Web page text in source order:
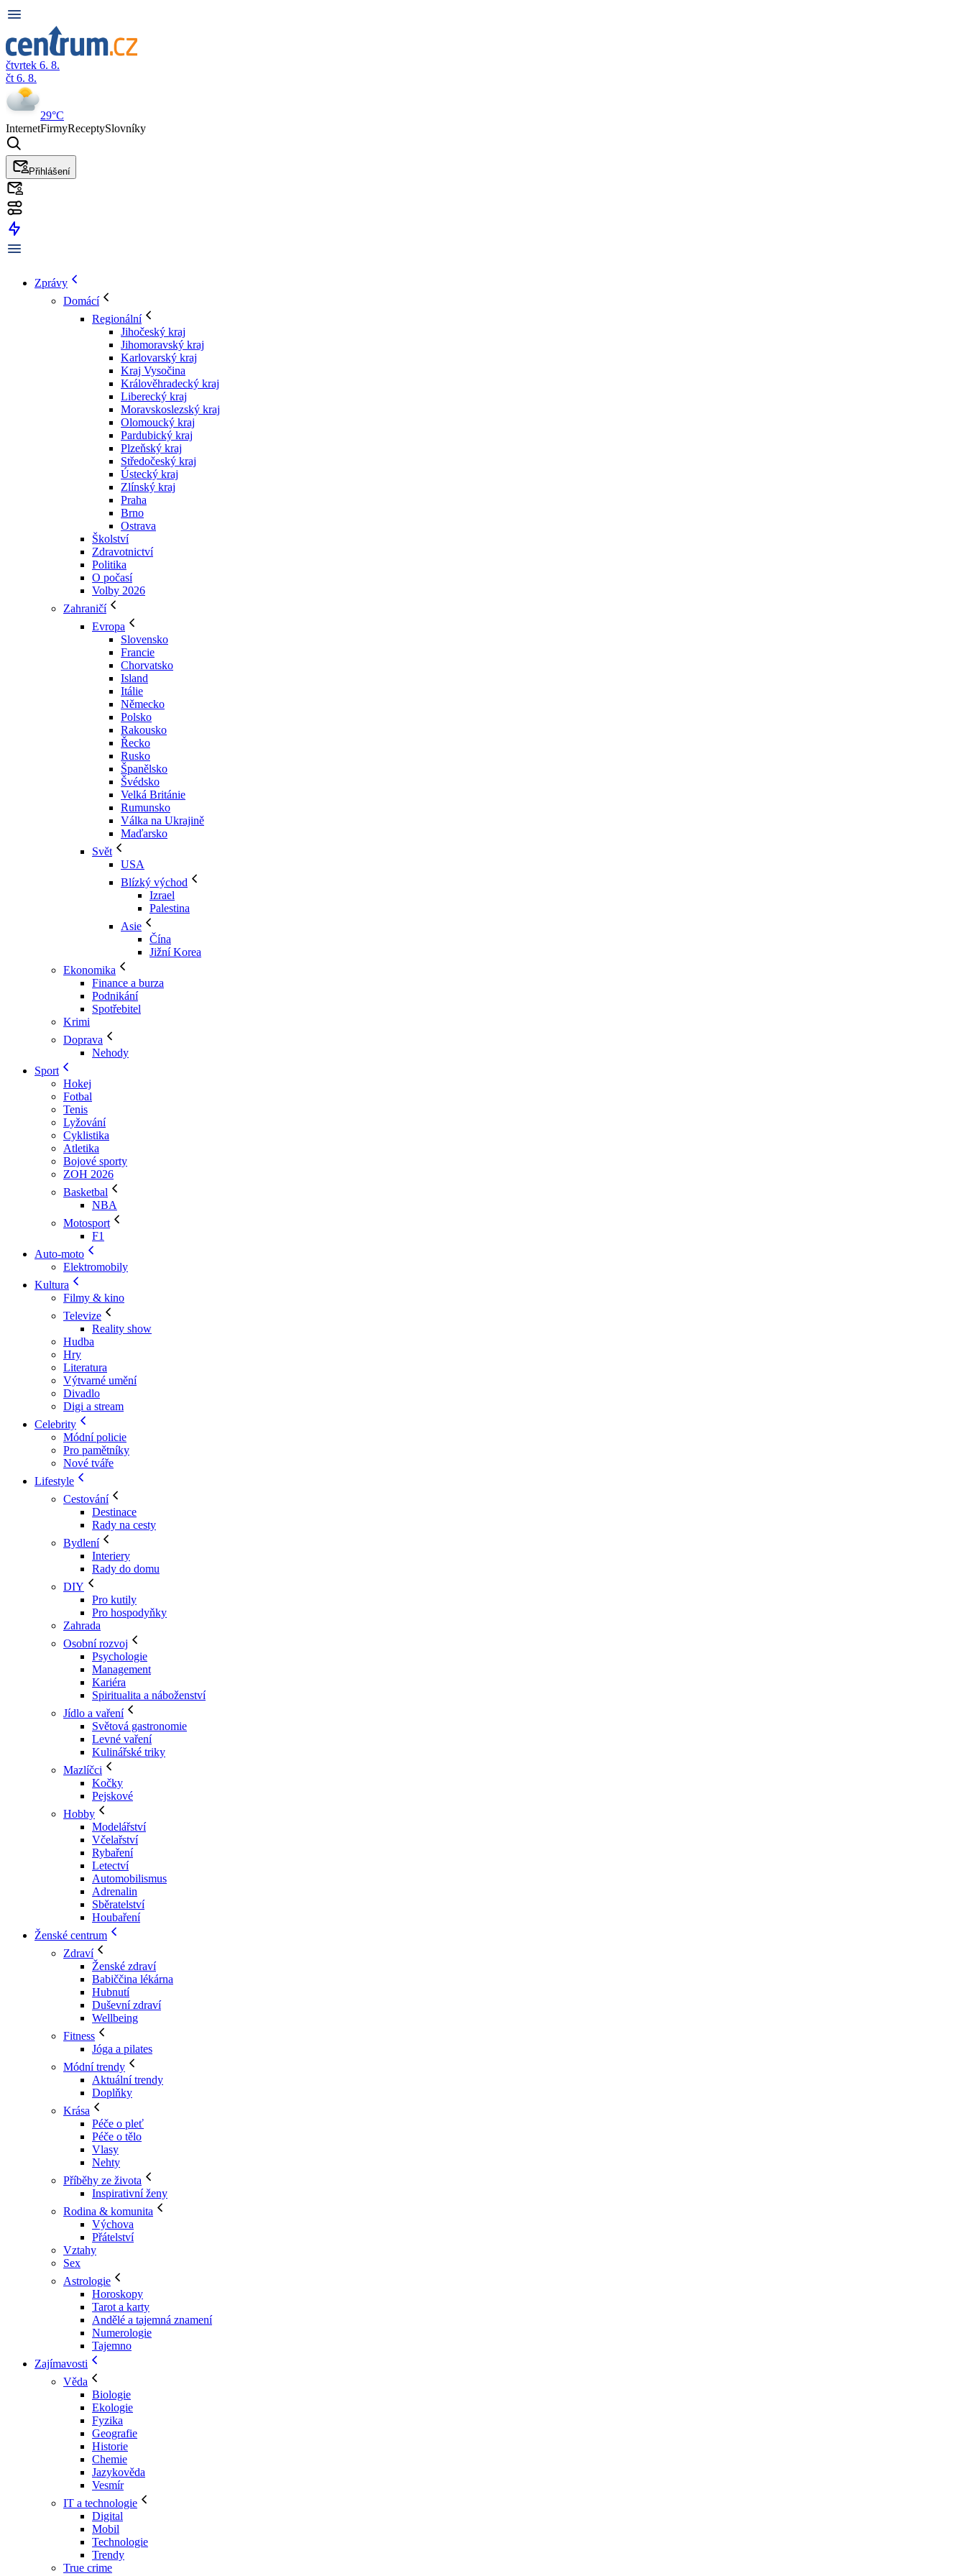
čtvrtek 6. 8.
čt 6. 8.
29°C
InternetFirmyReceptySlovníky
Přihlášení
Zprávy
Domácí
Regionální
Jihočeský kraj
Jihomoravský kraj
Karlovarský kraj
Kraj Vysočina
Králověhradecký kraj
Liberecký kraj
Moravskoslezský kraj
Olomoucký kraj
Pardubický kraj
Plzeňský kraj
Středočeský kraj
Ústecký kraj
Zlínský kraj
Praha
Brno
Ostrava
Školství
Zdravotnictví
Politika
O počasí
Volby 2026
Zahraničí
Evropa
Slovensko
Francie
Chorvatsko
Island
Itálie
Německo
Polsko
Rakousko
Řecko
Rusko
Španělsko
Švédsko
Velká Británie
Rumunsko
Válka na Ukrajině
Maďarsko
Svět
USA
Blízký východ
Izrael
Palestina
Asie
Čína
Jižní Korea
Ekonomika
Finance a burza
Podnikání
Spotřebitel
Krimi
Doprava
Nehody
Sport
Hokej
Fotbal
Tenis
Lyžování
Cyklistika
Atletika
Bojové sporty
ZOH 2026
Basketbal
NBA
Motosport
F1
Auto-moto
Elektromobily
Kultura
Filmy & kino
Televize
Reality show
Hudba
Hry
Literatura
Výtvarné umění
Divadlo
Digi a stream
Celebrity
Módní policie
Pro pamětníky
Nové tváře
Lifestyle
Cestování
Destinace
Rady na cesty
Bydlení
Interiery
Rady do domu
DIY
Pro kutily
Pro hospodyňky
Zahrada
Osobní rozvoj
Psychologie
Management
Kariéra
Spiritualita a náboženství
Jídlo a vaření
Světová gastronomie
Levné vaření
Kulinářské triky
Mazlíčci
Kočky
Pejskové
Hobby
Modelářství
Včelařství
Rybaření
Letectví
Automobilismus
Adrenalin
Sběratelství
Houbaření
Ženské centrum
Zdraví
Ženské zdraví
Babiččina lékárna
Hubnutí
Duševní zdraví
Wellbeing
Fitness
Jóga a pilates
Módní trendy
Aktuální trendy
Doplňky
Krása
Péče o pleť
Péče o tělo
Vlasy
Nehty
Příběhy ze života
Inspirativní ženy
Rodina & komunita
Výchova
Přátelství
Vztahy
Sex
Astrologie
Horoskopy
Tarot a karty
Andělé a tajemná znamení
Numerologie
Tajemno
Zajímavosti
Věda
Biologie
Ekologie
Fyzika
Geografie
Historie
Chemie
Jazykověda
Vesmír
IT a technologie
Digital
Mobil
Technologie
Trendy
True crime